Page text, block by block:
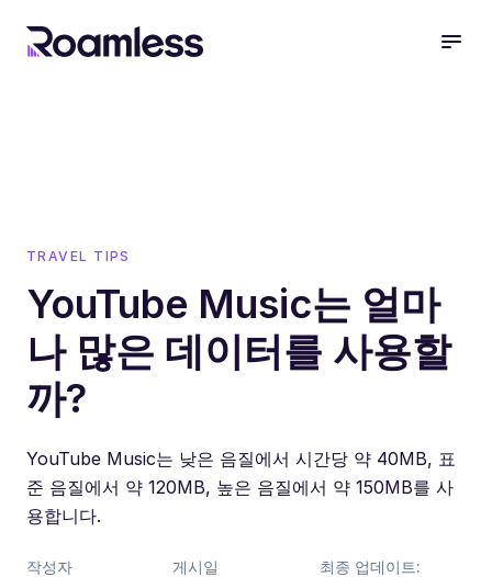
TRAVEL TIPS
YouTube Music는 얼마
나 많은 데이터를 사용할
까?
YouTube Music는 낮은 음질에서 시간당 약 40MB, 표
준 음질에서 약 120MB, 높은 음질에서 약 150MB를 사
용합니다.
작성자
게시일
최종 업데이트: